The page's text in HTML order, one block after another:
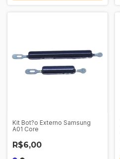
Kit Bot?o Externo Samsung
A01 Core
R$6,00